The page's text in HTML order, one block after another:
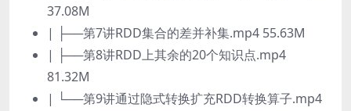
37.08M
| ├──第7讲RDD集合的差并补集.mp4 55.63M
| ├──第8讲RDD上其余的20个知识点.mp4
81.32M
| └──第9讲通过隐式转换扩充RDD转换算子.mp4